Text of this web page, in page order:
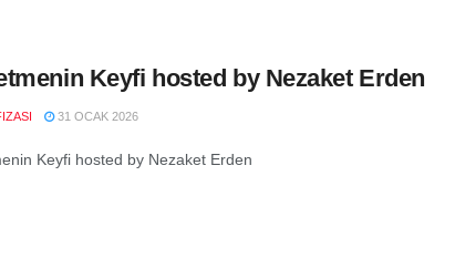
Keyfi hosted by Nezaket Erden
31 OCAK 2026
Keyfi hosted by Nezaket Erden